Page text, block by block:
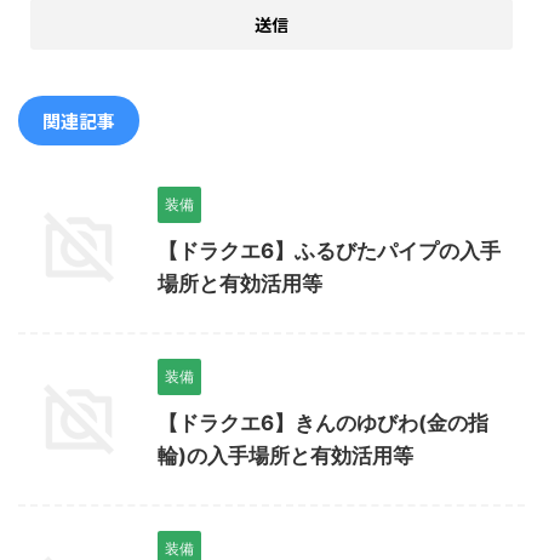
関連記事
装備
【ドラクエ6】ふるびたパイプの入手
場所と有効活用等
装備
【ドラクエ6】きんのゆびわ(金の指
輪)の入手場所と有効活用等
装備